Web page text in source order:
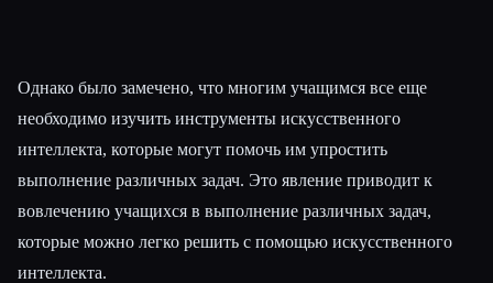
Однако было замечено, что многим учащимся все еще
необходимо изучить инструменты искусственного
интеллекта, которые могут помочь им упростить
выполнение различных задач. Это явление приводит к
вовлечению учащихся в выполнение различных задач,
которые можно легко решить с помощью искусственного
интеллекта.